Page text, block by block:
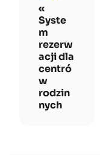
Syste
m
rezerw
acji dla
centró
w
rodzin
nych